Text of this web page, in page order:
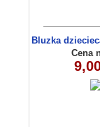
Bluzka
Cena